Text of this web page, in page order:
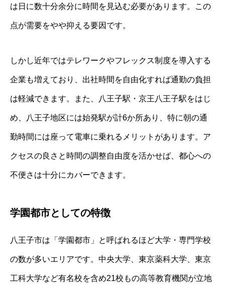
は日に数十分余分に時間を見込む必要があります。この
点が需要をやや抑える要因です。
しかし近年ではテレワークやフレックス制度を導入する
企業も増えており、出社時間を自由化すれば通勤の負担
は軽減できます。また、八王子駅・京王八王子駅をはじ
め、八王子地区には始発駅が計6か所あり、特に朝の通
勤時間には座って電車に乗れるメリットがあります。ア
クセスの良さと時間の調整自由度を活かせば、都心への
不便さは十分にカバーできます。
学園都市としての特徴
八王子市は「学園都市」と呼ばれるほど大学・専門学校
の数が多いエリアです。中央大学、東京薬科大学、東京
工科大学など有名校を含め21校もの高等教育機関が立地